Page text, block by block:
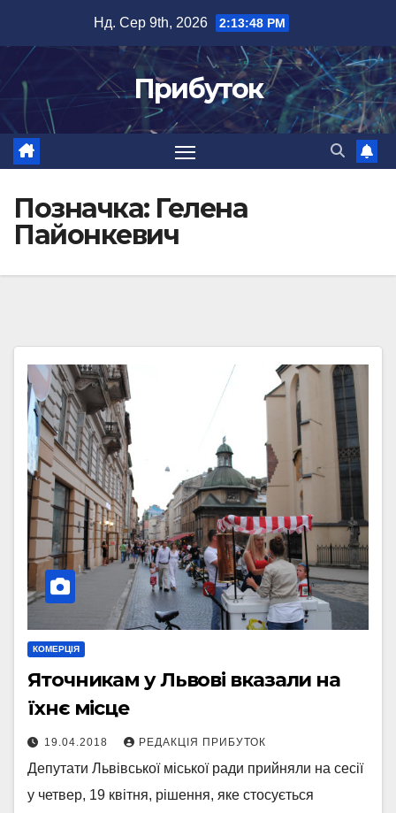
вмісту
Нд. Сер 9th, 2026 2:13:49 PM
Прибуток
Позначка: Гелена
Пайонкевич
КОМЕРЦІЯ
Яточникам у Львові вказали на
їхнє місце
19.04.2018 РЕДАКЦІЯ ПРИБУТОК
Депутати Львівської міської ради прийняли на сесії
у четвер, 19 квітня, рішення, яке стосується